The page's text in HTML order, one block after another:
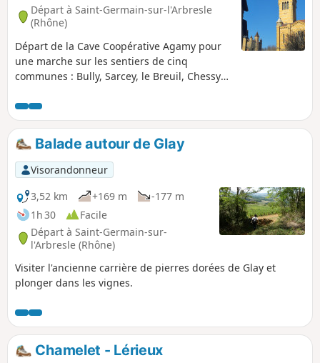
Départ à Saint-Germain-sur-l'Arbresle
(Rhône)
Départ de la Cave Coopérative Agamy pour
une marche sur les sentiers de cinq
communes : Bully, Sarcey, le Breuil, Chessy
sommes au pays des Pierres Dorées, en
Beaujolais, avec ses hameaux comme
Apinost et son lavoir, le village avec son
école, le château, sa mairie et son église.
Poursuite avec le hameau de Montagny, le
Crêt de Montgiron avec ses vignes et, au
final, le magnifique hameau de Glay en
belles pierres dorées des carrières voisines
(visitables).
Balade autour de Glay
Visorandonneur
3,52 km
+169 m
-177 m
1h 30
Facile
Départ à Saint-Germain-sur-
l'Arbresle (Rhône)
Visiter l'ancienne carrière de pierres dorées de Glay et
plonger dans les vignes.
Chamelet - Lérieux